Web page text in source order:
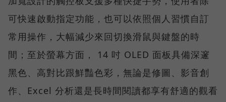
可快速啟動指定功能，也可以依照個人習慣自訂
常用操作，大幅減少來回切換滑鼠與鍵盤的時
間；至於螢幕方面， 14 吋 OLED 面板具備深邃
黑色、高對比跟鮮豔色彩，無論是修圖、影音創
作、Excel 分析還是長時間閱讀都享有舒適的觀看